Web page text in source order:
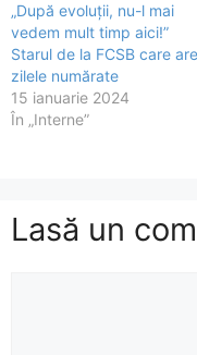
„După evoluții, nu-l mai
vedem mult timp aici!”
Starul de la FCSB care are
zilele numărate
15 ianuarie 2024
În „Interne”
Lasă un